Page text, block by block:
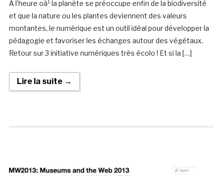
A l’heure oà¹ la planète se préoccupe enfin de la biodiversité
et que la nature ou les plantes deviennent des valeurs
montantes, le numérique est un outil idéal pour développer la
pédagogie et favoriser les échanges autour des végétaux.
Retour sur 3 initiative numériques très écolo ! Et si la […]
Lire la suite →